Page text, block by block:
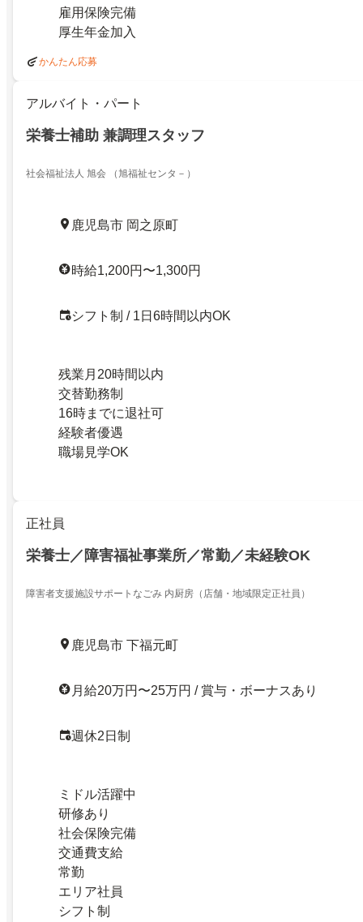
雇用保険完備
厚生年金加入
かんたん応募
アルバイト・パート
栄養士補助 兼調理スタッフ
社会福祉法人 旭会 （旭福祉センタ－）
鹿児島市 岡之原町
時給1,200円〜1,300円
シフト制 / 1日6時間以内OK
残業月20時間以内
交替勤務制
16時までに退社可
経験者優遇
職場見学OK
正社員
栄養士／障害福祉事業所／常勤／未経験OK
障害者支援施設サポートなごみ 内厨房（店舗・地域限定正社員）
鹿児島市 下福元町
月給20万円〜25万円 / 賞与・ボーナスあり
週休2日制
ミドル活躍中
研修あり
社会保険完備
交通費支給
常勤
エリア社員
シフト制